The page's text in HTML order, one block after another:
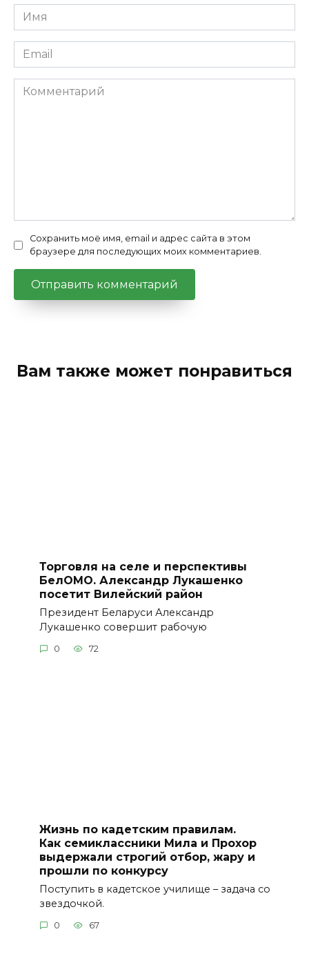
Имя
*
Email
*
Комментарий
Сохранить моё имя, email и адрес сайта в этом
браузере для последующих моих комментариев.
Вам также может понравиться
Торговля на селе и перспективы
БелОМО. Александр Лукашенко
посетит Вилейский район
Президент Беларуси Александр
Лукашенко совершит рабочую
0 72
Жизнь по кадетским правилам.
Как семиклассники Мила и Прохор
выдержали строгий отбор, жару и
прошли по конкурсу
Поступить в кадетское училище – задача со
звездочкой.
0 67